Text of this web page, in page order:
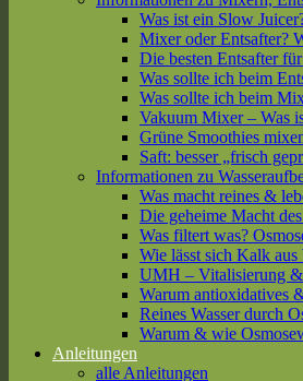
Was ist ein Slow
Mixer oder Entsafter?
Die besten Entsafter
Was sollte ich beim
Was sollte ich beim
Vakuum Mixer – Was
Grüne Smoothies
Saft: besser „frisch
Informationen zu
Was macht reines &
Die geheime Macht
Was filtert was?
Wie lässt sich Kalk
UMH – Vitalisierung &
Warum antioxidatives
Reines Wasser durch
Warum & wie
Anleitungen
alle Anleitungen